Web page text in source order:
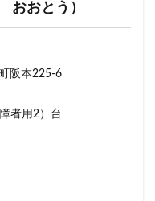
おとう）
阪本225-6
者用2）台